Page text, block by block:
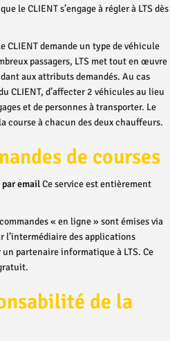
le CLIENT s’engage à régler à LTS dès
CLIENT demande un type de véhicule
passagers, LTS met tout en œuvre
aux attributs demandés. Au cas
CLIENT, d’affecter 2 véhicules au lieu
et de personnes à transporter. Le
course à chacun des deux chauffeurs.
de courses
par emailCe service est entièrement
« en ligne » sont émises via
des applications
partenaire informatique à LTS. Ce
de la